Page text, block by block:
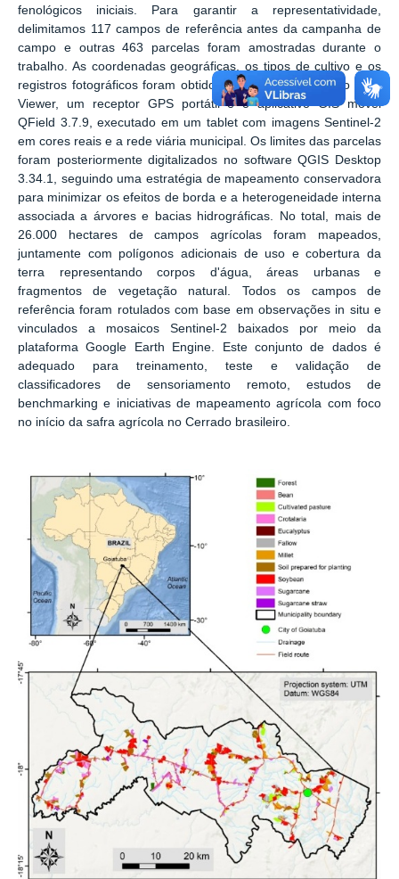
fenológicos iniciais. Para garantir a representatividade,
delimitamos 117 campos de referência antes da campanha de
campo e outras 463 parcelas foram amostradas durante o
trabalho. As coordenadas geográficas, os tipos de cultivo e os
registros fotográficos foram obtidos utilizando o aplicativo GPX
Viewer, um receptor GPS portátil e o aplicativo GIS móvel
QField 3.7.9, executado em um tablet com imagens Sentinel-2
em cores reais e a rede viária municipal. Os limites das parcelas
foram posteriormente digitalizados no software QGIS Desktop
3.34.1, seguindo uma estratégia de mapeamento conservadora
para minimizar os efeitos de borda e a heterogeneidade interna
associada a árvores e bacias hidrográficas. No total, mais de
26.000 hectares de campos agrícolas foram mapeados,
juntamente com polígonos adicionais de uso e cobertura da
terra representando corpos d'água, áreas urbanas e
fragmentos de vegetação natural. Todos os campos de
referência foram rotulados com base em observações in situ e
vinculados a mosaicos Sentinel-2 baixados por meio da
plataforma Google Earth Engine. Este conjunto de dados é
adequado para treinamento, teste e validação de
classificadores de sensoriamento remoto, estudos de
benchmarking e iniciativas de mapeamento agrícola com foco
no início da safra agrícola no Cerrado brasileiro.